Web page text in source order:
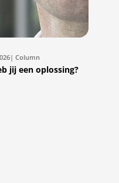
| Column
jij een oplossing?